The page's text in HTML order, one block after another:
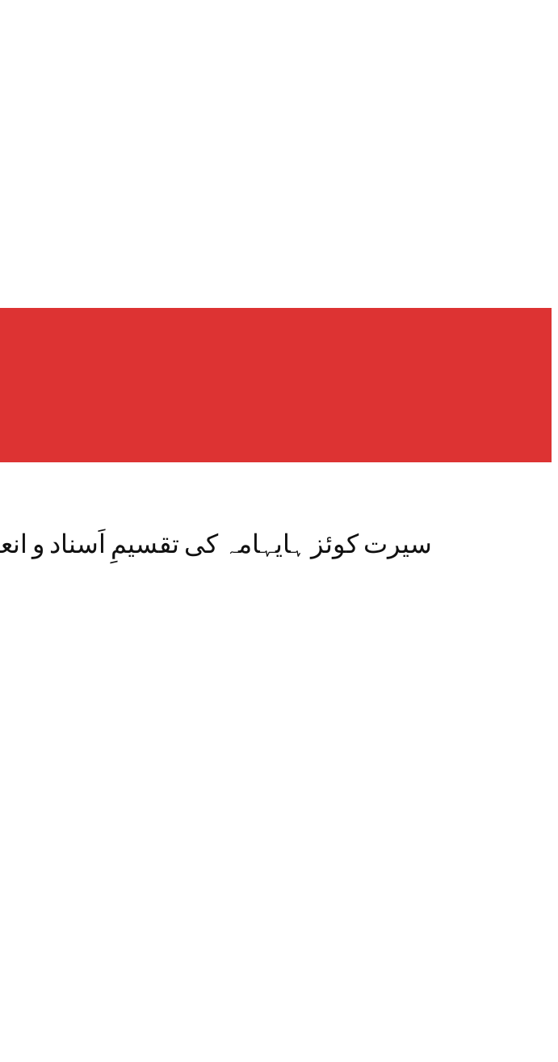
سیرت کوئز ہایہامہ کی تقسیمِ اَسناد و